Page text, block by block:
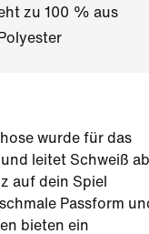
zu 100 % aus
wurde für das
leitet Schweiß
auf dein Spiel
Passform
bieten ein